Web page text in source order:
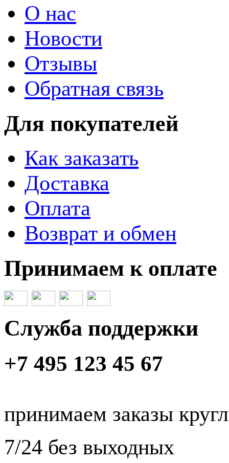
О нас
Новости
Отзывы
Обратная связь
Для покупателей
Как заказать
Доставка
Оплата
Возврат и обмен
Принимаем к оплате
Служба поддержки
+7 495 123 45 67
принимаем заказы
7/24 без выходных